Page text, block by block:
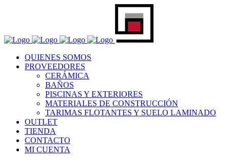
QUIENES SOMOS
PROVEEDORES
CERÁMICA
BAÑOS
PISCINAS Y EXTERIORES
MATERIALES DE CONSTRUCCIÓN
TARIMAS FLOTANTES Y SUELO LAMINADO
OUTLET
TIENDA
CONTACTO
MI CUENTA